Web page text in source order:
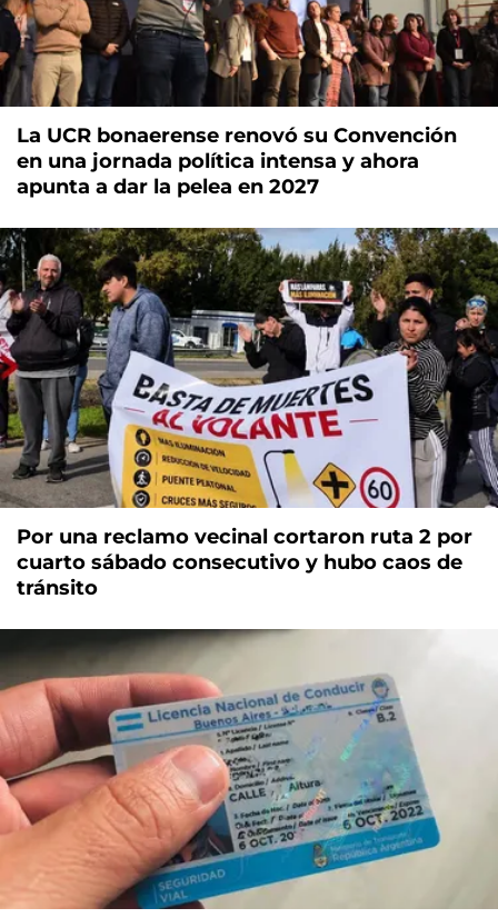
La UCR bonaerense renovó su Convención
en una jornada política intensa y ahora
apunta a dar la pelea en 2027
Por una reclamo vecinal cortaron ruta 2 por
cuarto sábado consecutivo y hubo caos de
tránsito